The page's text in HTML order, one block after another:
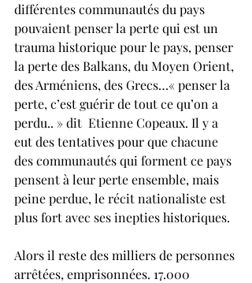
différentes communautés du pays
pouvaient penser la perte qui est un
trauma historique pour le pays, penser
la perte des Balkans, du Moyen Orient,
des Arméniens, des Grecs…« penser la
perte, c’est guérir de tout ce qu’on a
perdu.. » dit  Etienne Copeaux. Il y a
eut des tentatives pour que chacune
des communautés qui forment ce pays
pensent à leur perte ensemble, mais
peine perdue, le récit nationaliste est
plus fort avec ses inepties historiques.
Alors il reste des milliers de personnes
arrêtées, emprisonnées. 17.000